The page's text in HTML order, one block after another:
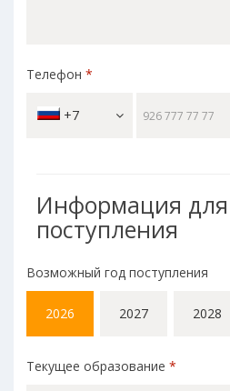
Телефон *
+7
Информация для
поступления
Возможный год поступления
2026 2027 2028
Текущее образование *